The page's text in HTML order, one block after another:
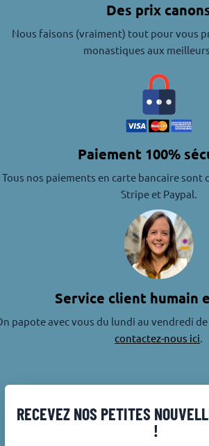
Des prix
Nous faisons (vraiment) tout pour vous
monastiques aux
Paiement 100%
Tous nos paiements en carte bancaire sont
Stripe et Paypal.
Service client humain
papote avec vous du lundi au vendredi de
contactez-nous ici.
RECEVEZ NOS PETITES
!